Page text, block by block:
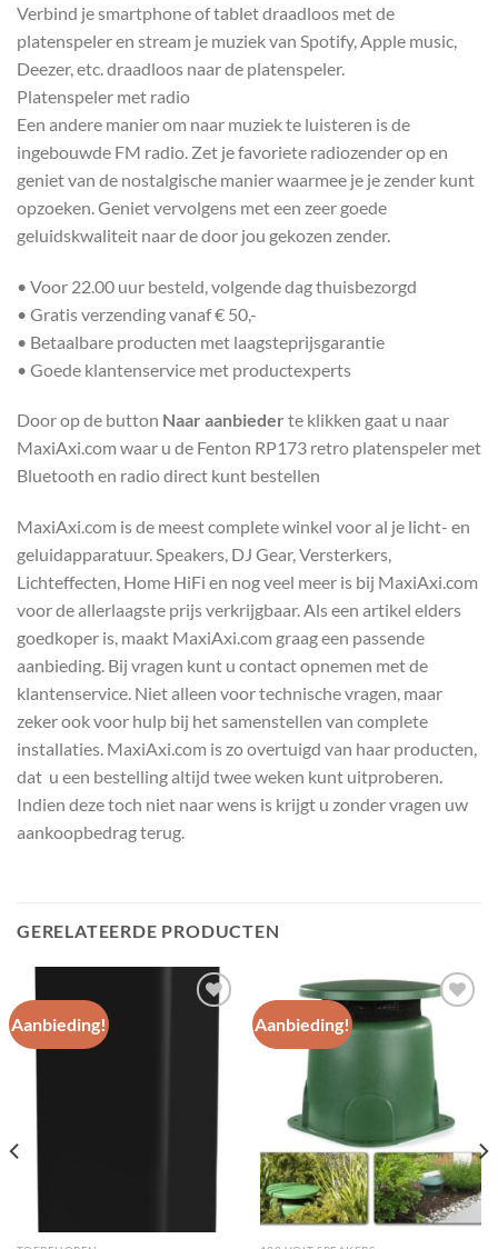
Verbind je smartphone of tablet draadloos met de
platenspeler en stream je muziek van Spotify, Apple music,
Deezer, etc. draadloos naar de platenspeler.
Platenspeler met radio
Een andere manier om naar muziek te luisteren is de
ingebouwde FM radio. Zet je favoriete radiozender op en
geniet van de nostalgische manier waarmee je je zender kunt
opzoeken. Geniet vervolgens met een zeer goede
geluidskwaliteit naar de door jou gekozen zender.
• Voor 22.00 uur besteld, volgende dag thuisbezorgd
• Gratis verzending vanaf € 50,-
• Betaalbare producten met laagsteprijsgarantie
• Goede klantenservice met productexperts
Door op de button Naar aanbieder te klikken gaat u naar
MaxiAxi.com waar u de Fenton RP173 retro platenspeler met
Bluetooth en radio direct kunt bestellen
MaxiAxi.com is de meest complete winkel voor al je licht- en
geluidapparatuur. Speakers, DJ Gear, Versterkers,
Lichteffecten, Home HiFi en nog veel meer is bij MaxiAxi.com
voor de allerlaagste prijs verkrijgbaar. Als een artikel elders
goedkoper is, maakt MaxiAxi.com graag een passende
aanbieding. Bij vragen kunt u contact opnemen met de
klantenservice. Niet alleen voor technische vragen, maar
zeker ook voor hulp bij het samenstellen van complete
installaties. MaxiAxi.com is zo overtuigd van haar producten,
dat u een bestelling altijd twee weken kunt uitproberen.
Indien deze toch niet naar wens is krijgt u zonder vragen uw
aankoopbedrag terug.
GERELATEERDE PRODUCTEN
Aanbieding! Aanbieding!
Toevoegen
aan
wenslijst